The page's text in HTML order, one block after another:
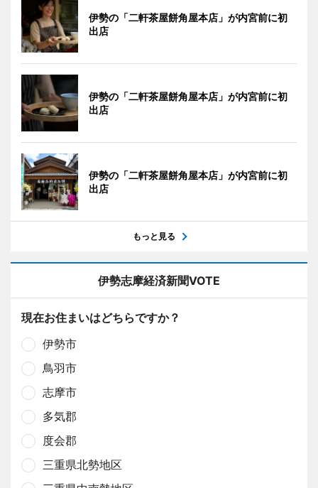
伊勢の「二軒茶屋餅角屋本店」が内宮前に初
出店
伊勢の「二軒茶屋餅角屋本店」が内宮前に初
出店
伊勢の「二軒茶屋餅角屋本店」が内宮前に初
出店
もっと見る
伊勢志摩経済新聞VOTE
現在お住まいはどちらですか？
伊勢市
鳥羽市
志摩市
多気郡
度会郡
三重県北勢地区